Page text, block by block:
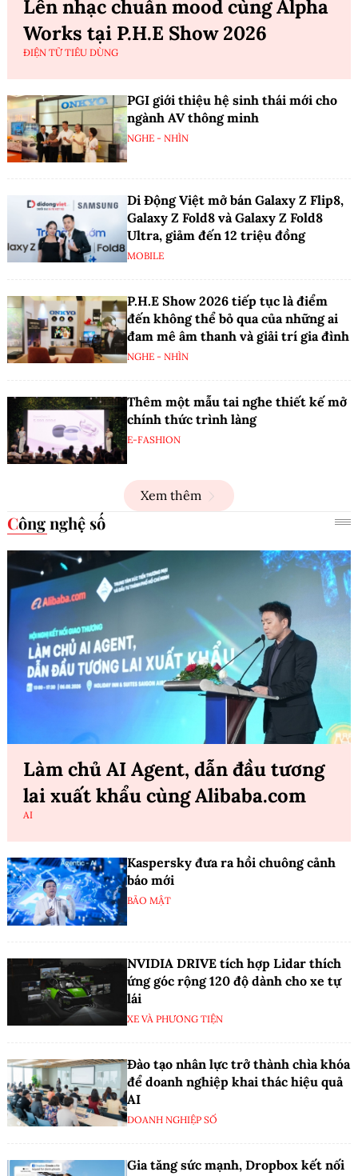
Lên nhạc chuẩn mood cùng Alpha
Works tại P.H.E Show 2026
ĐIỆN TỬ TIÊU DÙNG
PGI giới thiệu hệ sinh thái mới cho
ngành AV thông minh
NGHE - NHÌN
Di Động Việt mở bán Galaxy Z Flip8,
Galaxy Z Fold8 và Galaxy Z Fold8
Ultra, giảm đến 12 triệu đồng
MOBILE
P.H.E Show 2026 tiếp tục là điểm
đến không thể bỏ qua của những ai
đam mê âm thanh và giải trí gia đình
NGHE - NHÌN
Thêm một mẫu tai nghe thiết kế mở
chính thức trình làng
E-FASHION
Xem thêm
Công nghệ số
Làm chủ AI Agent, dẫn đầu tương
lai xuất khẩu cùng Alibaba.com
AI
Kaspersky đưa ra hồi chuông cảnh
báo mới
BẢO MẬT
NVIDIA DRIVE tích hợp Lidar thích
ứng góc rộng 120 độ dành cho xe tự
lái
XE VÀ PHƯƠNG TIỆN
Đào tạo nhân lực trở thành chìa khóa
để doanh nghiệp khai thác hiệu quả
AI
DOANH NGHIỆP SỐ
Gia tăng sức mạnh, Dropbox kết nối